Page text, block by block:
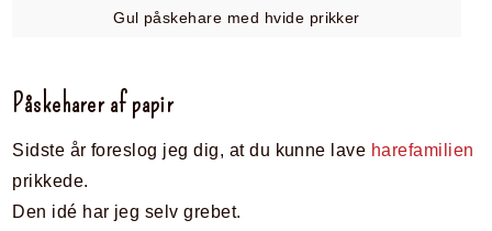
Gul påskehare med hvide prikker
Påskeharer af papir
Sidste år foreslog jeg dig, at du kunne lave harefamilien
prikkede.
Den idé har jeg selv grebet.